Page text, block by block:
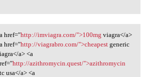
imviagra.com/
href="http://imviagra.com/">100mg viagra</a>
href="http://viagrabro.com/">cheapestgeneric
a> <a
http://azithromycin.quest/">azithromycin
usa</a> <a